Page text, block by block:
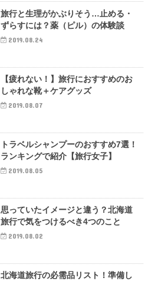
旅行と生理がかぶりそう…止める・
ずらすには？薬（ピル）の体験談
2019.08.24
【疲れない！】旅行におすすめのお
しゃれな靴＋ケアグッズ
2019.08.07
トラベルシャンプーのおすすめ7選！
ランキングで紹介【旅行女子】
2019.08.05
思っていたイメージと違う？北海道
旅行で気をつけるべき4つのこと
2019.08.02
北海道旅行の必需品リスト！準備し